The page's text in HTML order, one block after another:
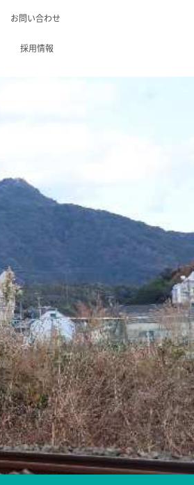
お問い合わせ
採用情報